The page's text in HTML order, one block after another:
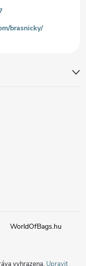
brasnicky/
WorldOfBags.hu
vyhrazena. Upravit